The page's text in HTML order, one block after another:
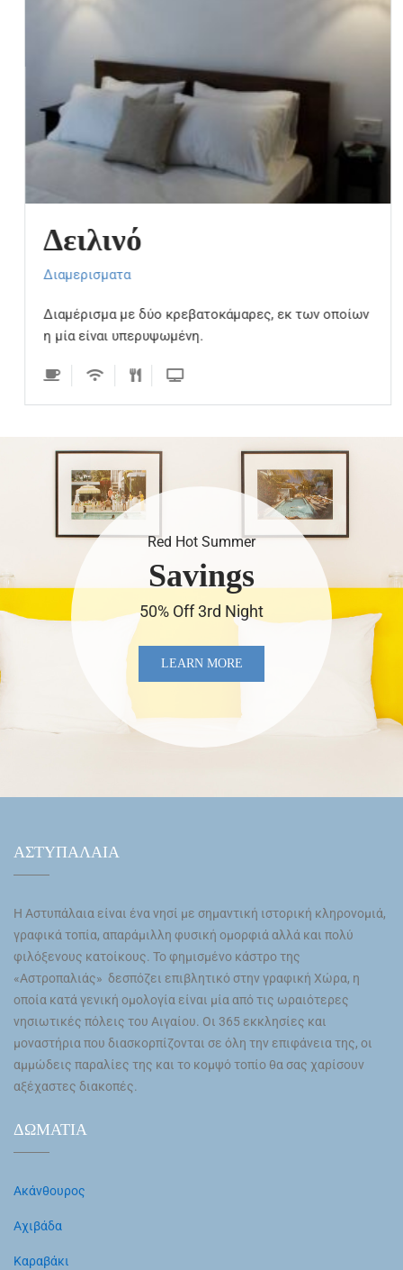
Δειλινό
Διαμερισματα
Διαμέρισμα με δύο κρεβατοκάμαρες, εκ των οποίων
η μία είναι υπερυψωμένη.
Red Hot Summer
Savings
50% Off 3rd Night
LEARN MORE
ΑΣΤΥΠΑΛΑΙΑ
Η Αστυπάλαια είναι ένα νησί με σημαντική ιστορική κληρονομιά,
γραφικά τοπία, απαράμιλλη φυσική ομορφιά αλλά και πολύ
φιλόξενους κατοίκους. Το φημισμένο κάστρο της
«Αστροπαλιάς» δεσπόζει επιβλητικό στην γραφική Χώρα, η
οποία κατά γενική ομολογία είναι μία από τις ωραιότερες
νησιωτικές πόλεις του Αιγαίου. Οι 365 εκκλησίες και
μοναστήρια που διασκορπίζονται σε όλη την επιφάνεια της, οι
αμμώδεις παραλίες της και το κομψό τοπίο θα σας χαρίσουν
αξέχαστες διακοπές.
ΔΩΜΑΤΙΑ
Ακάνθουρος
Αχιβάδα
Καραβάκι